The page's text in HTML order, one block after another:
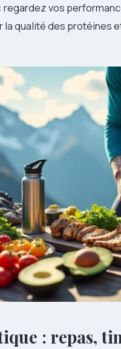
vos
la qualité des protéines
: repas,